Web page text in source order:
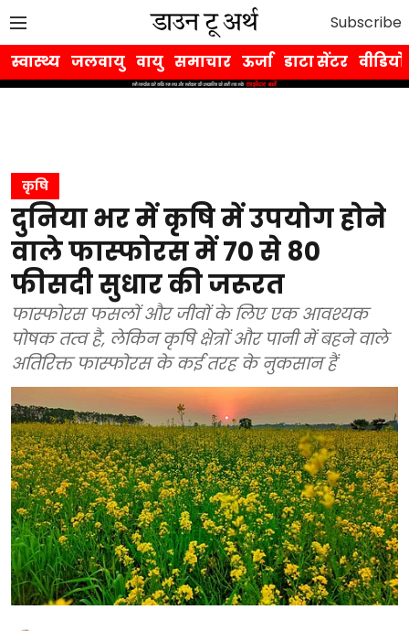
Subscribe
स्वास्थ्य जलवायु वायु समाचार ऊर्जा डाटा सेंटर वीडियो
कृषि
दुनिया भर में कृषि में उपयोग होने
वाले फास्फोरस में 70 से 80
फीसदी सुधार की जरूरत
फास्फोरस फसलों और जीवों के लिए एक आवश्यक
पोषक तत्व है, लेकिन कृषि क्षेत्रों और पानी में बहने वाले
अतिरिक्त फास्फोरस के कई तरह के नुकसान हैं